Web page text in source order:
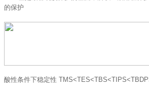
的保护
酸性条件下稳定性